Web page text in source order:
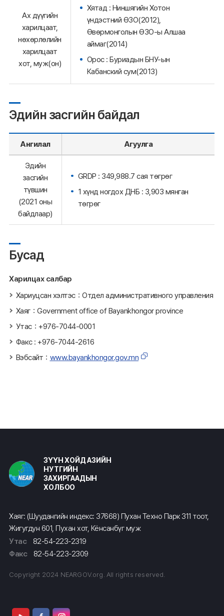
Ах дүүгийн
харилцаат,
нөхөрлөлийн
харилцаат
хот, муж(он)
Хятад : Ниншягийн Хотон
үндэстний ӨЗО(2012),
Өвөрмонголын ӨЗО-ы Алшаа
аймаг(2014)
Орос : Буриадын БНУ-ын
Кабанский сум(2013)
Эдийн засгийн байдал
Ангилал Агуулга
Эдийн
засгийн
түвшин
(2021 оны
байдлаар)
GRDP : 349,988.7 сая төгрөг
1 хүнд ногдох ДНБ : 3,903 мянган
төгрөг
Бусад
Харилцах салбар
Хариуцсан хэлтэс：Отдел административного управления
Хаяг：Government office of Bayankhongor province
Утас：+976-7044-0001
Факс : +976-7044-2616
Вэбсайт： www.bayankhongor.gov.mn
ЗҮҮН ХОЙД АЗИЙН
НУТГИЙН
ЗАХИРГААДЫН
ХОЛБОО
Хаяг: (Шуудангийн индекс: 37668) Пухан Техно Парк 311 тоот,
Жигугдун 601, Пухан хот, Кёнсанбүг муж
Утас
82-54-223-2319
Факс
82-54-223-2309
Copyright 2024 NEARGOV.org. All rights reserved.